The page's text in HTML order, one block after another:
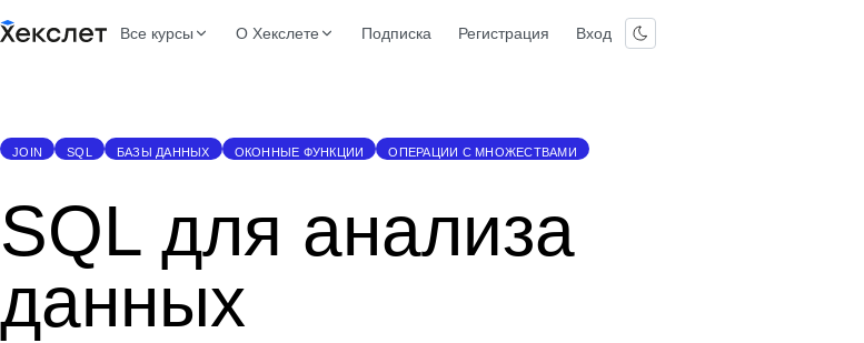
Все курсы О Хекслете Подписка Регистрация Вход
JOIN SQL БАЗЫ ДАННЫХ ОКОННЫЕ ФУНКЦИИ ОПЕРАЦИИ С МНОЖЕСТВАМИ
SQL для анализа
данных